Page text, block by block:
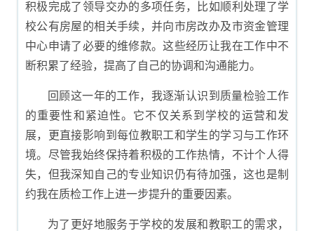
积极完成了领导交办的多项任务，比如顺利处理了学
校公有房屋的相关手续，并向市房改办及市资金管理
中心申请了必要的维修款。这些经历让我在工作中不
断积累了经验，提高了自己的协调和沟通能力。
回顾这一年的工作，我逐渐认识到质量检验工作
的重要性和紧迫性。它不仅关系到学校的运营和发
展，更直接影响到每位教职工和学生的学习与工作环
境。尽管我始终保持着积极的工作热情，不计个人得
失，但我深知自己的专业知识仍有待加强，这也是制
约我在质检工作上进一步提升的重要因素。
为了更好地服务于学校的发展和教职工的需求，